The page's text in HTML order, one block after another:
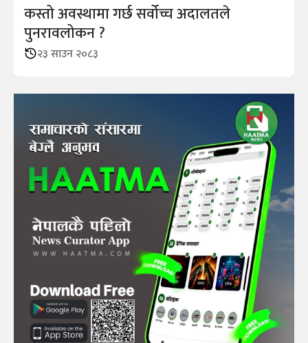
कस्तो अवस्थामा गर्छ सर्वोच्च अदालतले
पुनरावलोकन ?
२३ साउन २०८३